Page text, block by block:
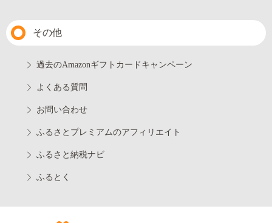
その他
過去のAmazonギフトカードキャンペーン
よくある質問
お問い合わせ
ふるさとプレミアムのアフィリエイト
ふるさと納税ナビ
ふるとく